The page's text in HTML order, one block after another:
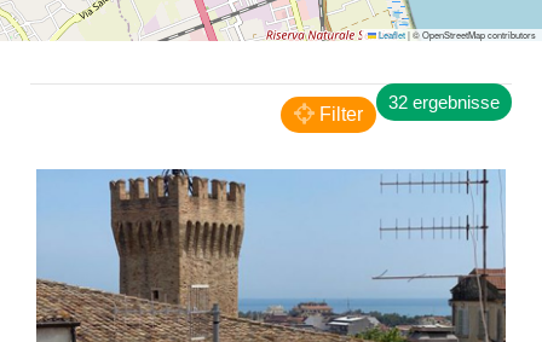
San Benedetto del Tronto
RESIDENCE
Leaflet|© OpenStreetMap contributors
32 ergebnisse
Filter